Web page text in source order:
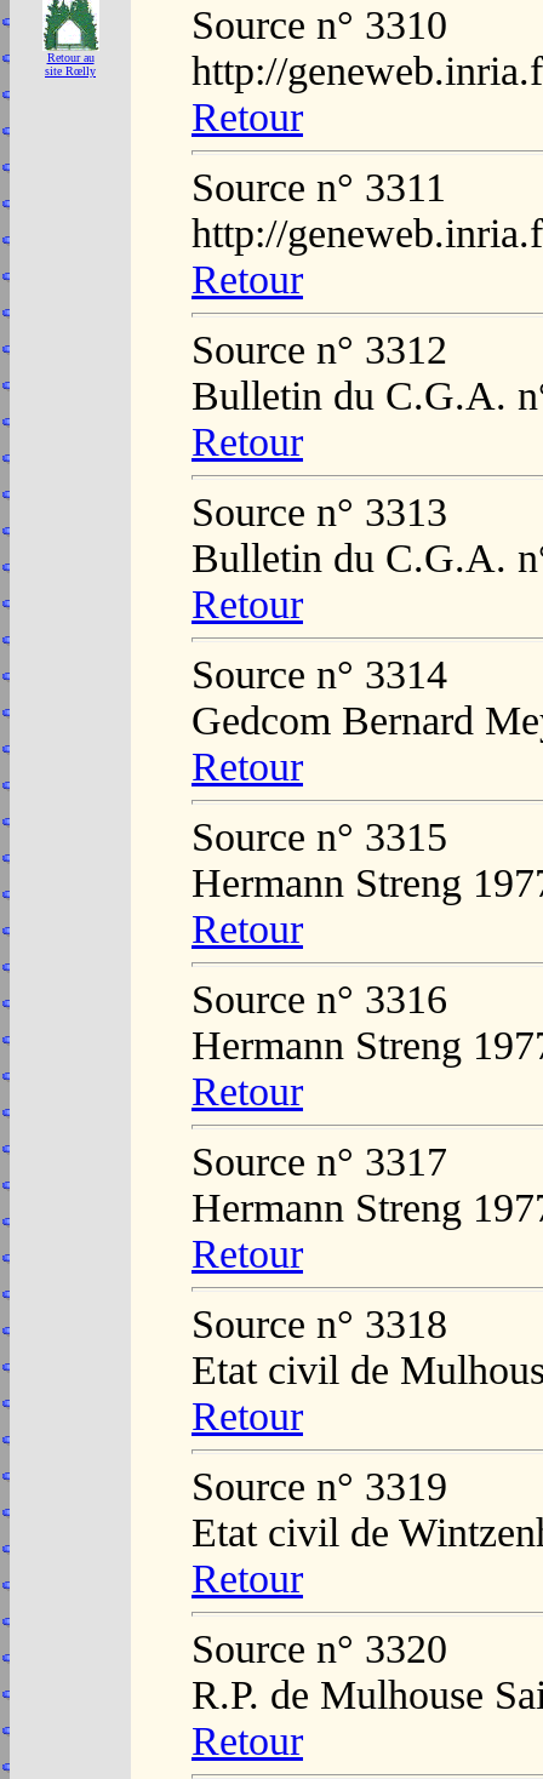
Retour au
site Rœlly
Source n° 3310
http://
Retour
Source n° 3311
http://
Retour
Source n° 3312
Bulletin du C.G.A.
Retour
Source n° 3313
Bulletin du C.G.A.
Retour
Source n° 3314
Gedcom Bernard
Retour
Source n° 3315
Hermann Streng
Retour
Source n° 3316
Hermann Streng
Retour
Source n° 3317
Hermann Streng
Retour
Source n° 3318
Etat civil de
Retour
Source n° 3319
Etat civil de
Retour
Source n° 3320
R.P. de Mulhouse
Retour